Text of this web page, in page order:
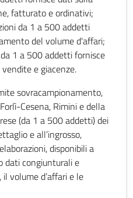
fatturato e ordinativi;
da 1 a 500 addetti
del volume d'affari;
1 a 500 addetti fornisce
e giacenze.
sovracampionamento,
Cesena, Rimini e della
(da 1 a 500 addetti) dei
e all’ingrosso,
disponibili a
dati congiunturali e
volume d’affari e le